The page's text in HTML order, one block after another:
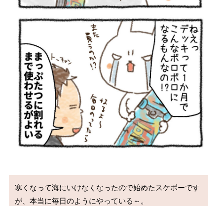
寒くなって海にいけなくなったので始めたスケボーです
が、本当に毎日のようにやっている～。